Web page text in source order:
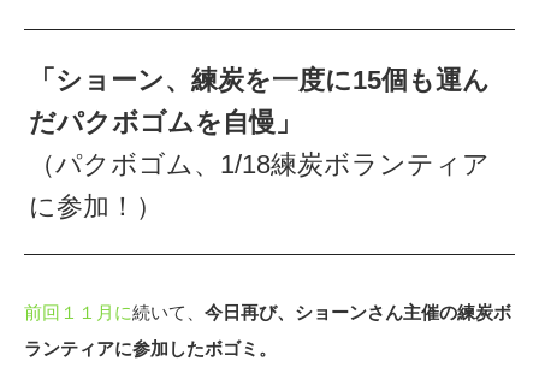
「ショーン、練炭を一度に15個も運ん
だパクボゴムを自慢」
（パクボゴム、1/18練炭ボランティア
に参加！）
前回１１月に続いて、 今日再び、ショーンさん主催の練炭ボ
ランティアに参加したボゴミ。